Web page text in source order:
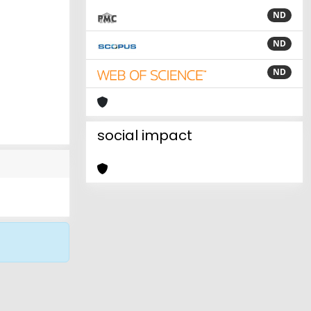
ND
ND
ND
social impact